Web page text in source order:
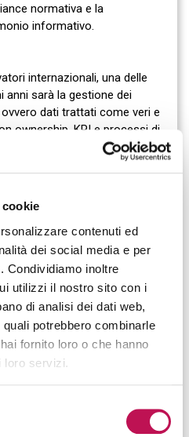
contenuti ed
dei social media e per
Condividiamo inoltre
utilizzi il nostro sito con i
di analisi dei dati web,
potrebbero combinarle
fornito loro o che hanno
loro servizi.
normativa e la
informativo.
internazionali, una delle
anni sarà la gestione dei
ovvero dati trattati come veri e
ownership, KPI e processi di
artificiale sta ampliando
operativo del Chief Data &
più a gestire dati e